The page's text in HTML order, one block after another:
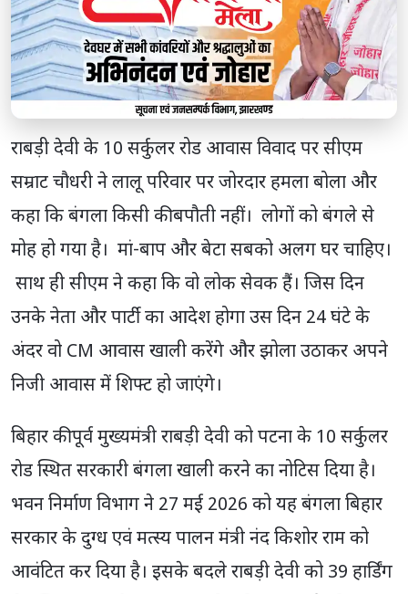
राबड़ी देवी के 10 सर्कुलर रोड आवास विवाद पर सीएम
सम्राट चौधरी ने लालू परिवार पर जोरदार हमला बोला और
कहा कि बंगला किसी की बपौती नहीं। लोगों को बंगले से
मोह हो गया है। मां-बाप और बेटा सबको अलग घर चाहिए।
साथ ही सीएम ने कहा कि वो लोक सेवक हैं। जिस दिन
उनके नेता और पार्टी का आदेश होगा उस दिन 24 घंटे के
अंदर वो CM आवास खाली करेंगे और झोला उठाकर अपने
निजी आवास में शिफ्ट हो जाएंगे।
बिहार की पूर्व मुख्यमंत्री राबड़ी देवी को पटना के 10 सर्कुलर
रोड स्थित सरकारी बंगला खाली करने का नोटिस दिया है।
भवन निर्माण विभाग ने 27 मई 2026 को यह बंगला बिहार
सरकार के दुग्ध एवं मत्स्य पालन मंत्री नंद किशोर राम को
आवंटित कर दिया है। इसके बदले राबड़ी देवी को 39 हार्डिंग